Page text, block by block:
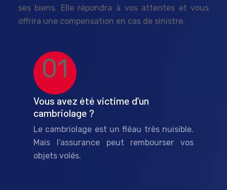
ses biens. Elle répondra à vos attentes et vous
offrira une compensation en cas de sinistre.
01
Vous avez été victime d’un
cambriolage ?
Le cambriolage est un fléau très nuisible.
Mais l’assurance peut rembourser vos
objets volés.